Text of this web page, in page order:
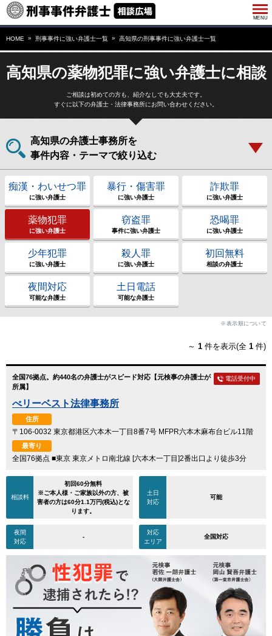
HOME 刑事事件に強い弁護士一覧 高知県の刑事事件に強い弁護士一覧
高知県の薬物犯罪に強い弁護士に相談
ご相談は初めての方も、紹介なしでも大丈夫です。
すぐに以下の弁護士・法律事務所にお問い合わせください。
高知県の弁護士事務所を
事件内容・テーマで絞り込む
痴漢・わいせつ罪
に強い弁護士
暴行・傷害罪
に強い弁護士
詐欺罪
に強い弁護士
薬物犯罪
に強い弁護士
窃盗罪
事件に強い弁護士
恐喝罪
に強い弁護士
少年犯罪
に強い弁護士
殺人罪
に強い弁護士
初回無料
相談の弁護士
夜間対応
可能な弁護士
土日電話
可能な弁護士
※表示順について
～ 1 件を表示(全 1 件)
全国76拠点。約440名の弁護士がスピード対応【元検事の弁護士が
所属】
べリーベスト法律事務所
住所
〒106-0032 東京都港区六本木一丁目8番7号 MFPR六本木麻布台ビル11階
最寄り
全国76拠点 ■東京 東京メトロ南北線 [六本木一丁目]2番出口より徒歩3分
電話受付中
相談料
初回60分無料
※ご本人様・ご家族以外の方、被
害者の方は60分1.1万円(税込)とな
ります。
土日
対応
可能
夜間
対応
-
対応
エリア
全国対応